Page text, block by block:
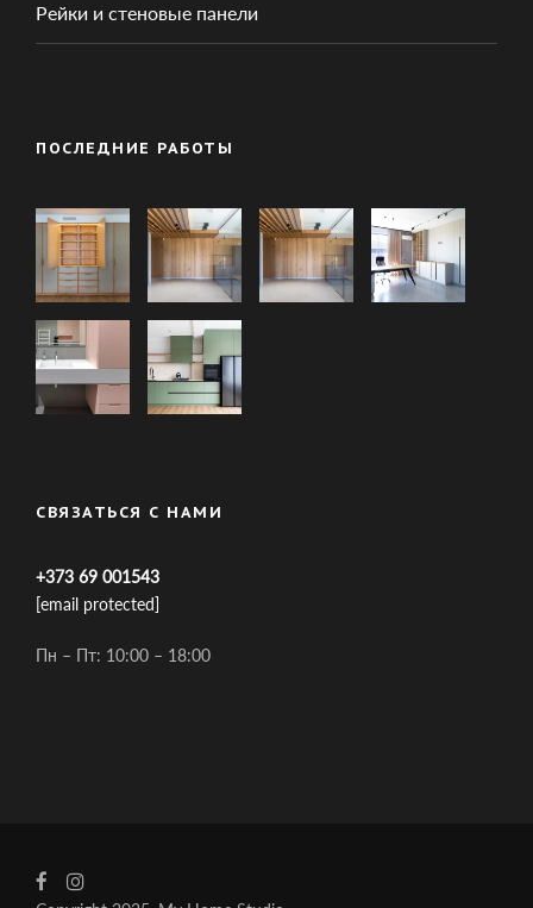
Рейки и стеновые панели
ПОСЛЕДНИЕ РАБОТЫ
СВЯЗАТЬСЯ С НАМИ
+373 69 001543
[email protected]
Пн – Пт: 10:00 – 18:00